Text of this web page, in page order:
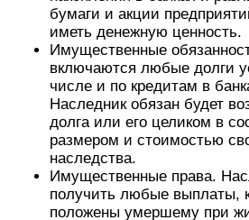
бумаги и акции
иметь денежную ценность.
Имущественные
включаются любые долги
числе и по кредитам в
Наследник обязан будет
долга или его целиком в
размером и стоимостью
наследства.
Имущественные права.
получить любые выплаты,
положены умершему при